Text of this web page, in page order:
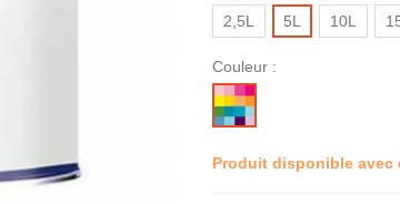
2,5L
5L 10L
Couleur :
MISE
A
TEINTE
Produit disponible avec